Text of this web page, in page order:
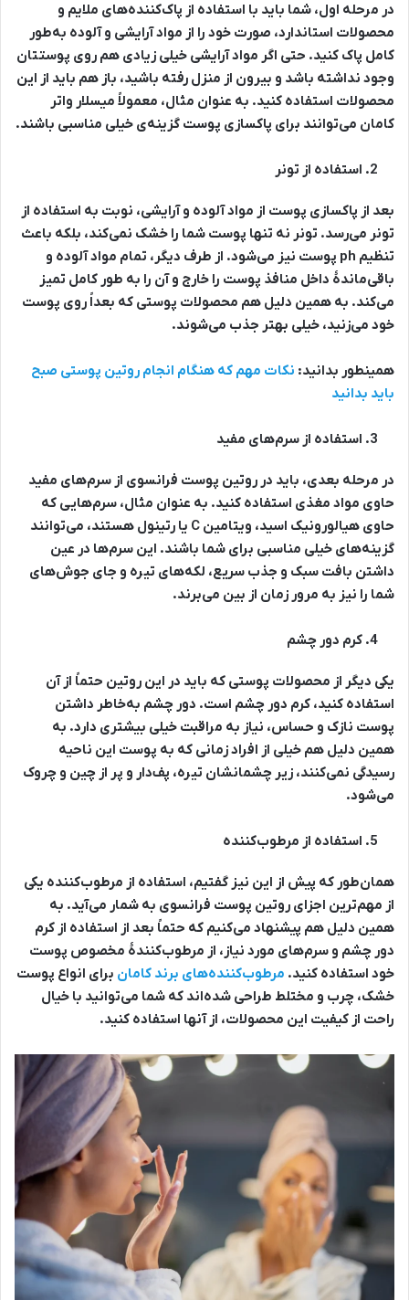
در مرحله اول، شما باید با استفاده از پاک‌کننده‌های ملایم و
محصولات استاندارد، صورت خود را از مواد آرایشی و آلوده به‌طور
کامل پاک کنید. حتی اگر مواد آرایشی خیلی زیادی هم روی پوستتان
وجود نداشته باشد و بیرون از منزل رفته باشید، باز هم باید از این
محصولات استفاده کنید. به عنوان مثال، معمولاً میسلار واتر
کامان می‌توانند برای پاکسازی پوست گزینه‌ی خیلی مناسبی باشند.
استفاده از تونر
بعد از پاکسازی پوست از مواد آلوده و آرایشی، نوبت به استفاده از
تونر می‌رسد. تونر نه تنها پوست شما را خشک نمی‌کند، بلکه باعث
تنظیم ph پوست نیز می‌شود. از طرف دیگر، تمام مواد آلوده و
باقی‌ماندۀ داخل منافذ پوست را خارج و آن را به طور کامل تمیز
می‌کند. به همین دلیل هم محصولات پوستی که بعداً روی پوست
خود می‌زنید، خیلی بهتر جذب می‌شوند.
همینطور بدانید: نکات مهم که هنگام انجام روتین پوستی صبح
باید بدانید
استفاده از سرم‌های مفید
در مرحله بعدی، باید در روتین پوست فرانسوی از سرم‌های مفید
حاوی مواد مغذی استفاده کنید. به عنوان مثال، سرم‌هایی که
حاوی هیالورونیک اسید، ویتامین C یا رتینول هستند، می‌توانند
گزینه‌های خیلی مناسبی برای شما باشند. این سرم‌ها در عین
داشتن بافت سبک و جذب سریع، لکه‌های تیره و جای جوش‌های
شما را نیز به مرور زمان از بین می‌برند.
کرم دور چشم
یکی دیگر از محصولات پوستی که باید در این روتین حتماً از آن
استفاده کنید، کرم دور چشم است. دور چشم به‌خاطر داشتن
پوست نازک و حساس، نیاز به مراقبت خیلی بیشتری دارد. به
همین دلیل هم خیلی از افراد زمانی که به پوست این ناحیه
رسیدگی نمی‌کنند، زیر چشمانشان تیره، پف‌دار و پر از چین و چروک
می‌شود.
استفاده از مرطوب‌کننده
همان‌طور که پیش از این نیز گفتیم، استفاده از مرطوب‌کننده یکی
از مهم‌ترین اجزای روتین پوست فرانسوی به شمار می‌آید. به
همین دلیل هم پیشنهاد می‌کنیم که حتماً بعد از استفاده از کرم
دور چشم و سرم‌های مورد نیاز، از مرطوب‌کنندۀ مخصوص پوست
خود استفاده کنید. مرطوب‌کننده‌های برند کامان برای انواع پوست
خشک، چرب و مختلط طراحی شده‌اند که شما می‌توانید با خیال
راحت از کیفیت این محصولات، از آنها استفاده کنید.